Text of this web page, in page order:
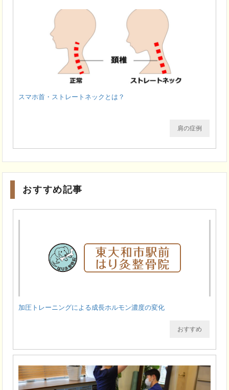
スマホ首・ストレートネックとは？
肩の症例
おすすめ記事
加圧トレーニングによる成長ホルモン濃度の変化
おすすめ